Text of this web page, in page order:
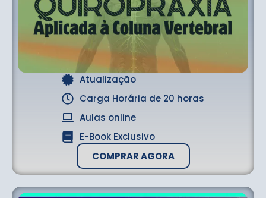
Atualização
Carga Horária de 20 horas
Aulas online
E-Book Exclusivo
COMPRAR AGORA